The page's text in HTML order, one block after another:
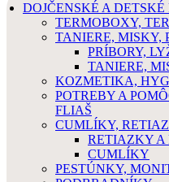
DOJČENSKÉ A DETSKÉ
TERMOBOXY,
TANIERE, MISKY,
PRÍBORY,
TANIERE,
KOZMETIKA,
POTREBY A
FLIAŠ
CUMLÍKY,
RETIAZKY A
CUMLÍKY
PESTÚNKY,